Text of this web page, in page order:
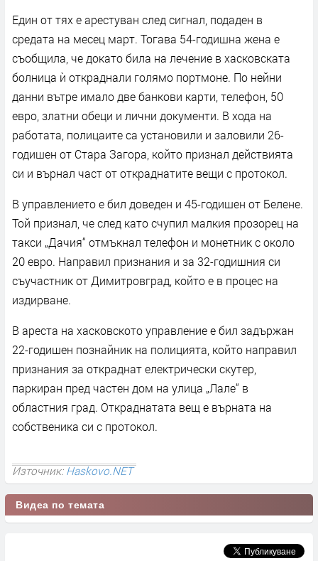
Един от тях е арестуван след сигнал, подаден в
средата на месец март. Тогава 54-годишна жена е
съобщила, че докато била на лечение в хасковската
болница ѝ откраднали голямо портмоне. По нейни
данни вътре имало две банкови карти, телефон, 50
евро, златни обеци и лични документи. В хода на
работата, полицаите са установили и заловили 26-
годишен от Стара Загора, който признал действията
си и върнал част от откраднатите вещи с протокол.
В управлението е бил доведен и 45-годишен от Белене.
Той признал, че след като счупил малкия прозорец на
такси „Дачия“ отмъкнал телефон и монетник с около
20 евро. Направил признания и за 32-годишния си
съучастник от Димитровград, който е в процес на
издирване.
В ареста на хасковското управление е бил задържан
22-годишен познайник на полицията, който направил
признания за откраднат електрически скутер,
паркиран пред частен дом на улица „Лале“ в
областния град. Откраднатата вещ е върната на
собственика си с протокол.
Източник:Haskovo.NET
Видеа по темата